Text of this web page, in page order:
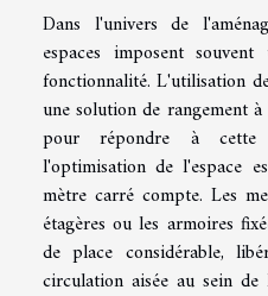
Dans l'univers de
espaces imposent
fonctionnalité. L'utilisation
une solution de rangement
pour répondre à cette
l'optimisation de l'espace
mètre carré compte. Les
étagères ou les armoires
de place considérable,
circulation aisée au sein